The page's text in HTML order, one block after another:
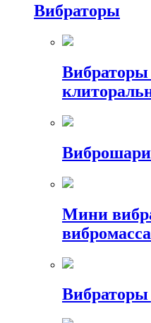
Вибраторы
Вибраторы
Мини